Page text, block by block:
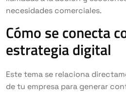
necesidades comerciales.
Cómo se conecta
estrategia digital
Este tema se relaciona
de tu empresa para generar